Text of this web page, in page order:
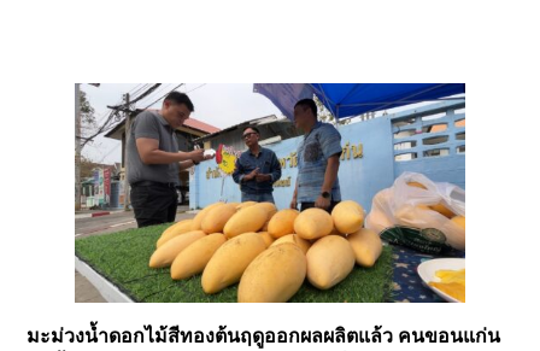
มะม่วงน้ำดอกไม้สีทองต้นฤดูออกผลผลิตแล้ว คนขอนแก่น